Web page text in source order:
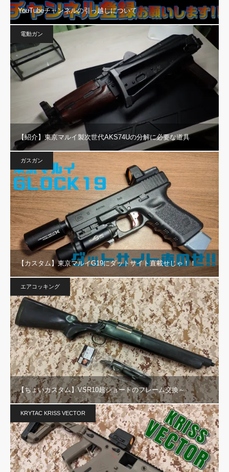
YouTubeチャンネルの引っ越しについて
電動ガン
【紹介】東京マルイ製次世代AKS74Uの分解に必要な道具
ガスガン
【カスタム】東京マルイG19にダットサイト直載せじゃ！！
エアコッキング
【ちょいカスタム】VSR10超ショートのフレーム交換～
KRYTAC KRISS VECTOR